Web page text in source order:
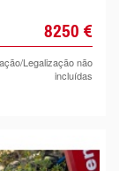
8250 €
Legalização não
incluídas